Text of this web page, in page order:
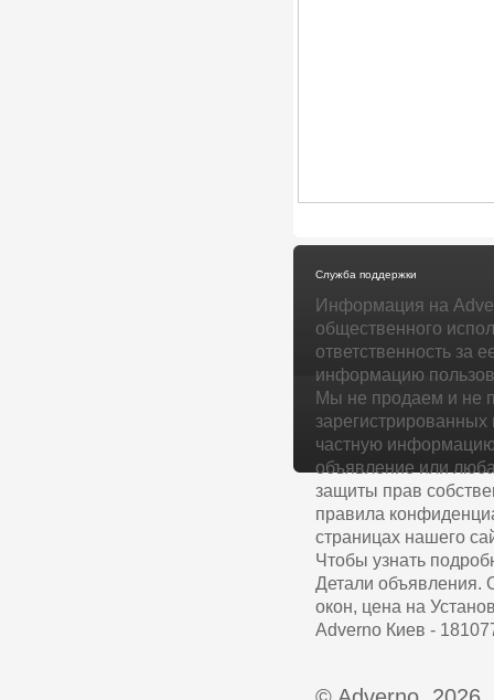
Служба поддержки
Информация на
общественного
ответственность за
информацию
Мы не продаем и не
частную информацию
объявление или
защиты прав
правила
страницах нашего
Чтобы узнать
Детали объявления.
окон, цена на
Adverno Киев -